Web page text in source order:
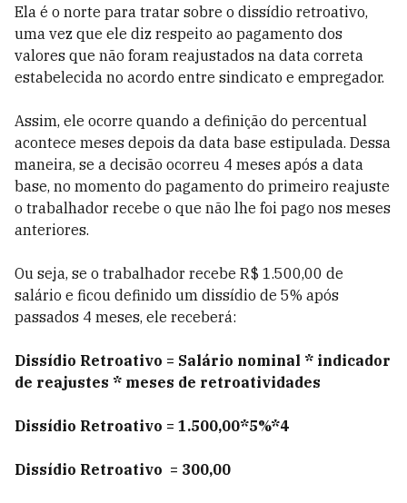
Ela é o norte para tratar sobre o dissídio retroativo,
uma vez que ele diz respeito ao pagamento dos
valores que não foram reajustados na data correta
estabelecida no acordo entre sindicato e empregador.
Assim, ele ocorre quando a definição do percentual
acontece meses depois da data base estipulada. Dessa
maneira, se a decisão ocorreu 4 meses após a data
base, no momento do pagamento do primeiro reajuste
o trabalhador recebe o que não lhe foi pago nos meses
anteriores.
Ou seja, se o trabalhador recebe R$ 1.500,00 de
salário e ficou definido um dissídio de 5% após
passados 4 meses, ele receberá:
Dissídio Retroativo = Salário nominal * indicador
de reajustes * meses de retroatividades
Dissídio Retroativo = 1.500,00*5%*4
Dissídio Retroativo = 300,00